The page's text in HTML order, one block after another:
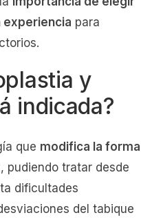
experiencia para
y
indicada?
que modifica la forma
, pudiendo tratar desde
dificultades
del tabique